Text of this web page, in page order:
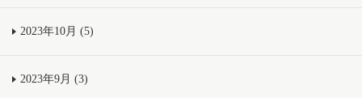
2023年10月 (5)
2023年9月 (3)